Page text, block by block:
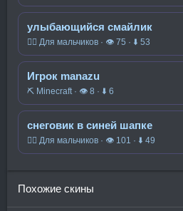
улыбающийся смайлик
🧍‍♂️ Для мальчиков · 👁 75 · ⬇ 53
Игрок manazu
⛏️ Minecraft · 👁 8 · ⬇ 6
снеговик в синей шапке
🧍‍♂️ Для мальчиков · 👁 101 · ⬇ 49
Похожие скины